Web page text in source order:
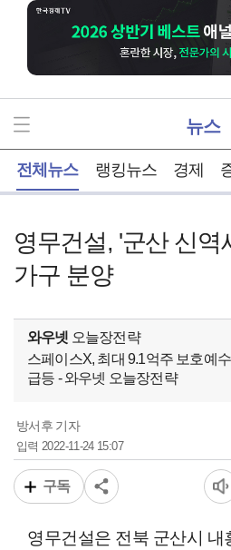
뉴스
전체뉴스 랭킹뉴스 경제
영무건설, '군산 신역
가구 분양
와우넷 오늘장전략
스페이스X, 최대 9.1억주 보호예
급등 - 와우넷 오늘장전략
방서후 기자
입력2022-11-24 15:07
구독
영무건설은 전북 군산시